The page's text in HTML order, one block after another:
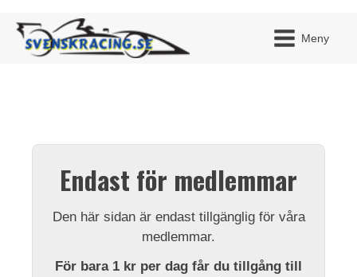
Meny
Endast för medlemmar
Den här sidan är endast tillgänglig för våra
medlemmar.
För bara 1 kr per dag får du tillgång till